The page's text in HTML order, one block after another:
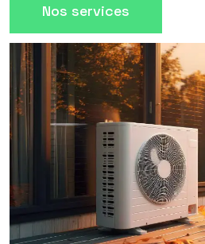
Nos services